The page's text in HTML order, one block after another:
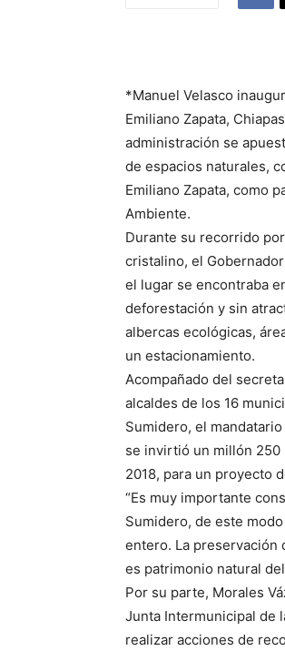
*Manuel Velasco
Emiliano Zapata,
administración se
de espacios naturales,
Emiliano Zapata, como
Ambiente.
Durante su recorrido
cristalino, el
el lugar se encontraba
deforestación y sin
albercas ecológicas,
un estacionamiento.
Acompañado del
alcaldes de los 16
Sumidero, el
se invirtió un millón 250
2018, para un proyecto
“Es muy importante
Sumidero, de este
entero. La preservación
es patrimonio natural
Por su parte, Morales
Junta Intermunicipal de
realizar acciones de